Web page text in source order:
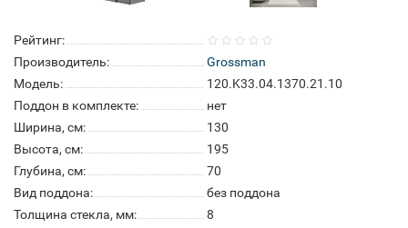
Рейтинг:
Производитель:
Grossman
Модель:
120.K33.04.1370.21.10
Поддон в комплекте:
нет
Ширина, см:
130
Высота, см:
195
Глубина, см:
70
Вид поддона:
без поддона
Толщина стекла, мм:
8